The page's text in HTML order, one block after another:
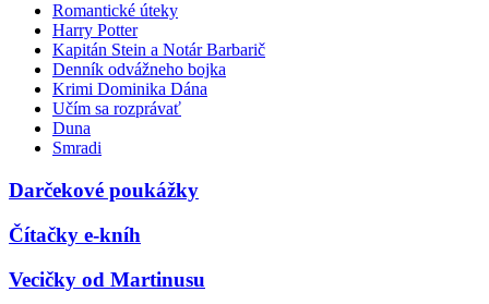
Romantické úteky
Harry Potter
Kapitán Stein a Notár Barbarič
Denník odvážneho bojka
Krimi Dominika Dána
Učím sa rozprávať
Duna
Smradi
Darčekové poukážky
Čítačky e-kníh
Vecičky od Martinusu